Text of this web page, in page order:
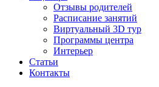
Отзывы родителей
Расписание занятий
Виртуальный 3D тур
Программы центра
Интерьер
Статьи
Контакты